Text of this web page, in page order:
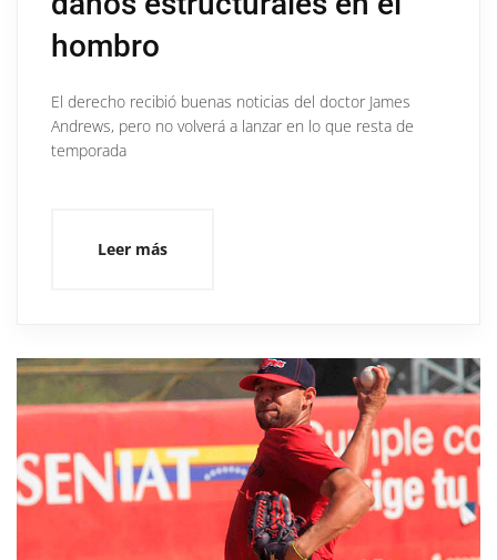
hombro
El derecho recibió buenas noticias del doctor James
Andrews, pero no volverá a lanzar en lo que resta de
temporada
Leer más